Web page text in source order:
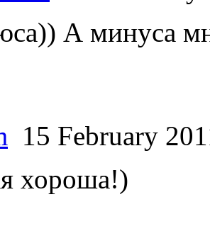
А минуса
15 February
хороша!)